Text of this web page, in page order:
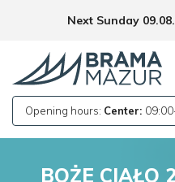
Next Sunday
Opening hours: Center:
BOŻE CIAŁO